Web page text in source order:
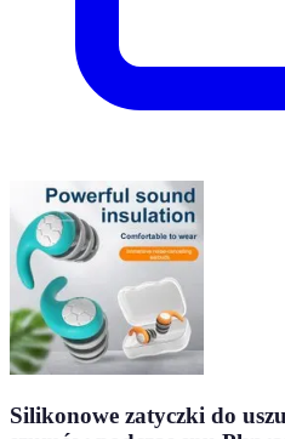
Silikonowe zatyczki do